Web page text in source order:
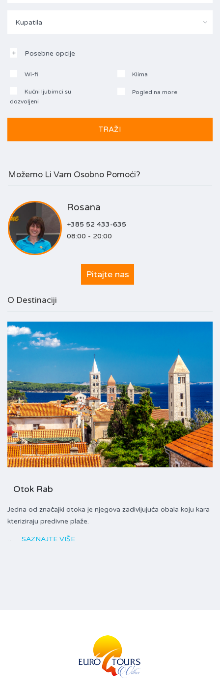
Kupatila
Posebne opcije
Wi-fi Klima
Kućni ljubimci su
dozvoljeni
Pogled na more
Možemo Li Vam Osobno Pomoći?
Rosana
+385 52 433-635
08:00 - 20:00
Pitajte nas
O Destinaciji
Otok Rab
Jedna od značajki otoka je njegova zadivljujuća obala koju kara
kteriziraju predivne plaže.
… SAZNAJTE VIŠE